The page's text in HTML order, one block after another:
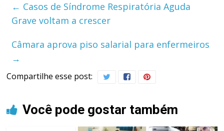
← Casos de Síndrome Respiratória Aguda
Grave voltam a crescer
Câmara aprova piso salarial para enfermeiros
→
Compartilhe esse post:
Você pode gostar também